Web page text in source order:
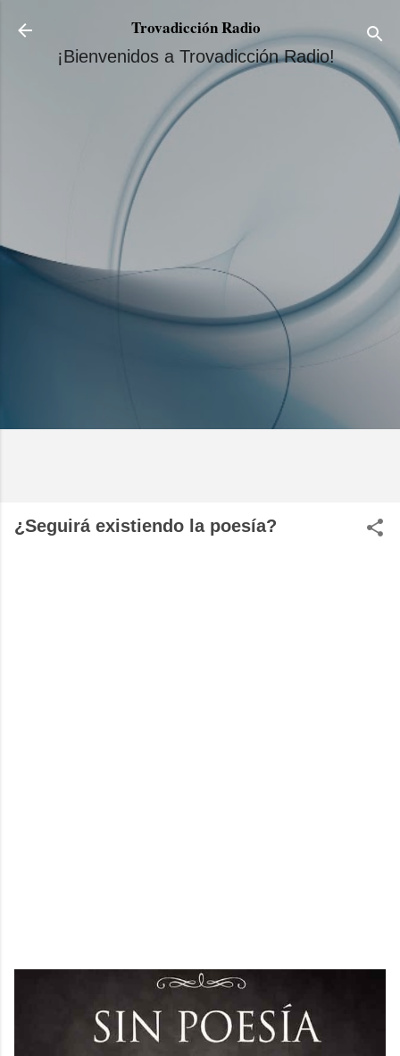
Ir al contenido principal
Trovadicción Radio
¡Bienvenidos a Trovadicción Radio!
¿Seguirá existiendo la poesía?